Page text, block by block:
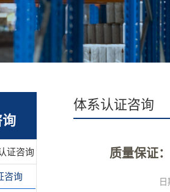
证咨询
咨询
体系认证咨询
质量保证